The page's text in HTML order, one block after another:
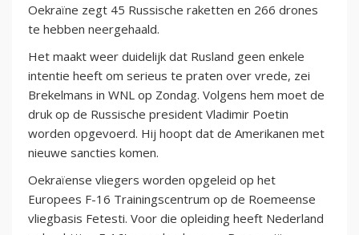
Oekraïne zegt 45 Russische raketten en 266 drones
te hebben neergehaald.
Het maakt weer duidelijk dat Rusland geen enkele
intentie heeft om serieus te praten over vrede, zei
Brekelmans in WNL op Zondag. Volgens hem moet de
druk op de Russische president Vladimir Poetin
worden opgevoerd. Hij hoopt dat de Amerikanen met
nieuwe sancties komen.
Oekraïense vliegers worden opgeleid op het
Europees F-16 Trainingscentrum op de Roemeense
vliegbasis Fetesti. Voor die opleiding heeft Nederland